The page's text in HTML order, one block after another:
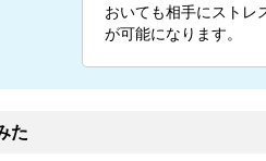
おいても相手にストレ
が可能になります。
た